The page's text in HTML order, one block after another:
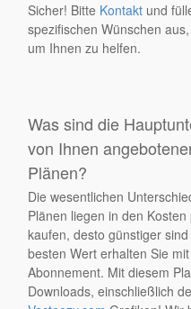
Sicher! Bitte Kontakt und
spezifischen Wünschen
um Ihnen zu helfen.
Was sind die
von Ihnen
Plänen?
Die wesentlichen
Plänen liegen in den
kaufen, desto günstiger
besten Wert erhalten Sie
Abonnement. Mit diesem
Downloads, einschließlich